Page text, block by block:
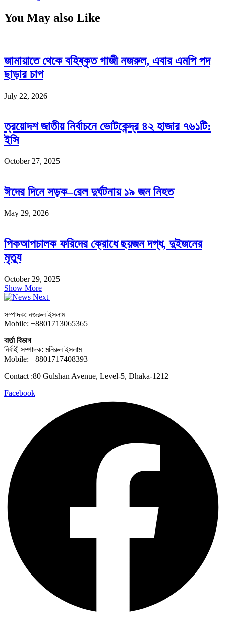
You May also Like
জামায়াতে থেকে বহিষ্কৃত গাজী নজরুল, এবার এমপি পদ
ছাড়ার চাপ
July 22, 2026
ত্রয়োদশ জাতীয় নির্বাচনে ভোটকেন্দ্র ৪২ হাজার ৭৬১টি:
ইসি
October 27, 2025
ঈদের দিনে সড়ক–রেল দুর্ঘটনায় ১৯ জন নিহত
May 29, 2026
পিকআপচালক ফরিদের ক্রোধে ছয়জন দগ্ধ, দুইজনের
মৃত্যু
October 29, 2025
Show More
সম্পাদক: নজরুল ইসলাম
Mobile: +8801713065365
বার্তা বিভাগ
নির্বাহী সম্পাদক: মনিরুল ইসলাম
Mobile: +8801717408393
Contact :80 Gulshan Avenue, Level-5, Dhaka-1212
Facebook